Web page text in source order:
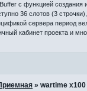
с функцией
36 слотов (3
сервера период
кабинет проекта и
»wartime x100